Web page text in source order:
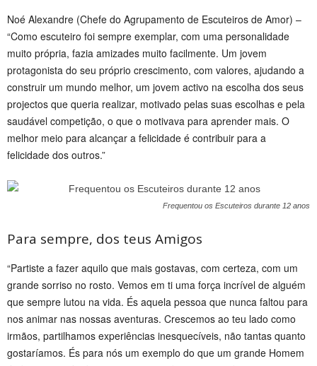
Noé Alexandre (Chefe do Agrupamento de Escuteiros de Amor) –
“Como escuteiro foi sempre exemplar, com uma personalidade
muito própria, fazia amizades muito facilmente. Um jovem
protagonista do seu próprio crescimento, com valores, ajudando a
construir um mundo melhor, um jovem activo na escolha dos seus
projectos que queria realizar, motivado pelas suas escolhas e pela
saudável competição, o que o motivava para aprender mais. O
melhor meio para alcançar a felicidade é contribuir para a
felicidade dos outros.”
Frequentou os Escuteiros durante 12 anos
Para sempre, dos teus Amigos
“Partiste a fazer aquilo que mais gostavas, com certeza, com um
grande sorriso no rosto. Vemos em ti uma força incrível de alguém
que sempre lutou na vida. És aquela pessoa que nunca faltou para
nos animar nas nossas aventuras. Crescemos ao teu lado como
irmãos, partilhamos experiências inesquecíveis, não tantas quanto
gostaríamos. És para nós um exemplo do que um grande Homem